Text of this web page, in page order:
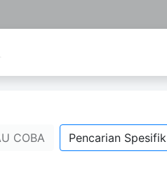
COBA Pencarian Spesifik
bagi Anda